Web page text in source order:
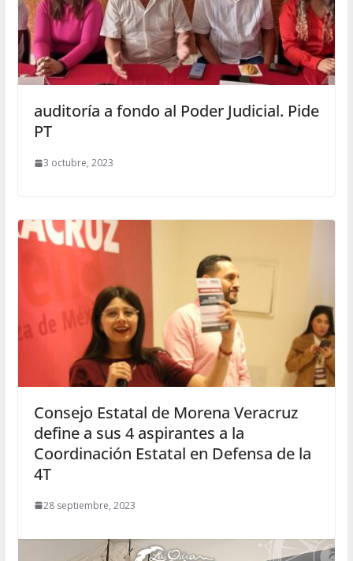
auditoría a fondo al Poder Judicial. Pide
PT
3 octubre, 2023
Consejo Estatal de Morena Veracruz
define a sus 4 aspirantes a la
Coordinación Estatal en Defensa de la
4T
28 septiembre, 2023